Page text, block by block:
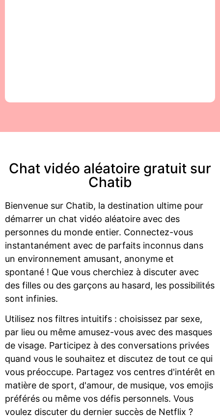
Chat vidéo aléatoire gratuit sur
Chatib
Bienvenue sur Chatib, la destination ultime pour
démarrer un chat vidéo aléatoire avec des
personnes du monde entier. Connectez-vous
instantanément avec de parfaits inconnus dans
un environnement amusant, anonyme et
spontané ! Que vous cherchiez à discuter avec
des filles ou des garçons au hasard, les possibilités
sont infinies.
Utilisez nos filtres intuitifs : choisissez par sexe,
par lieu ou même amusez-vous avec des masques
de visage. Participez à des conversations privées
quand vous le souhaitez et discutez de tout ce qui
vous préoccupe. Partagez vos centres d'intérêt en
matière de sport, d'amour, de musique, vos emojis
préférés ou même vos défis personnels. Vous
voulez discuter du dernier succès de Netflix ?